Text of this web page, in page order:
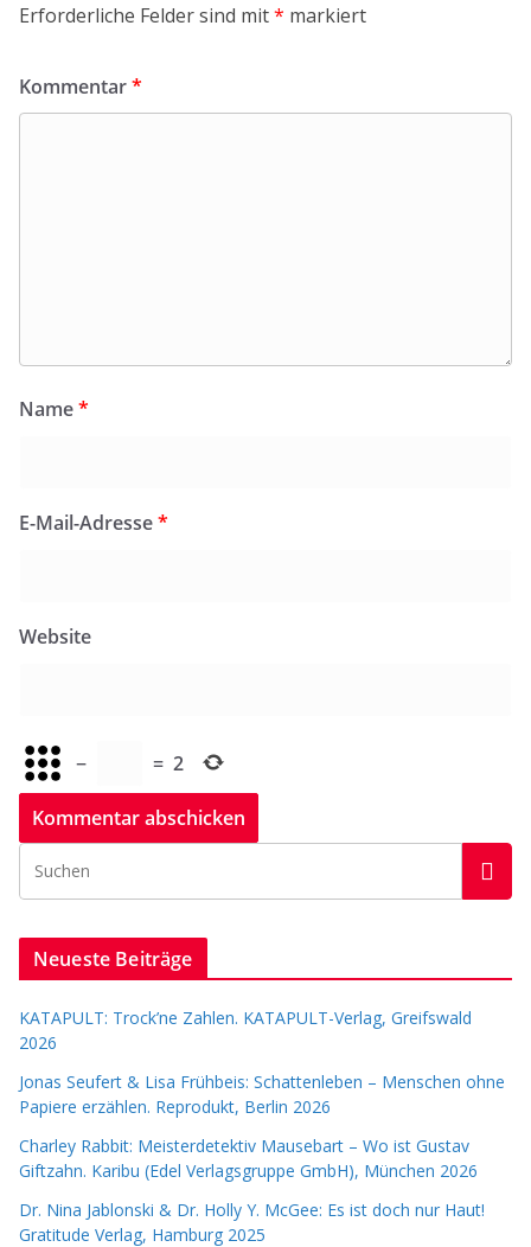
Erforderliche Felder sind mit* markiert
Kommentar*
Name*
E-Mail-Adresse*
Website
− = 2
Neueste Beiträge
KATAPULT: Trock’ne Zahlen. KATAPULT-Verlag, Greifswald
2026
Jonas Seufert & Lisa Frühbeis: Schattenleben – Menschen ohne
Papiere erzählen. Reprodukt, Berlin 2026
Charley Rabbit: Meisterdetektiv Mausebart – Wo ist Gustav
Giftzahn. Karibu (Edel Verlagsgruppe GmbH), München 2026
Dr. Nina Jablonski & Dr. Holly Y. McGee: Es ist doch nur Haut!
Gratitude Verlag, Hamburg 2025